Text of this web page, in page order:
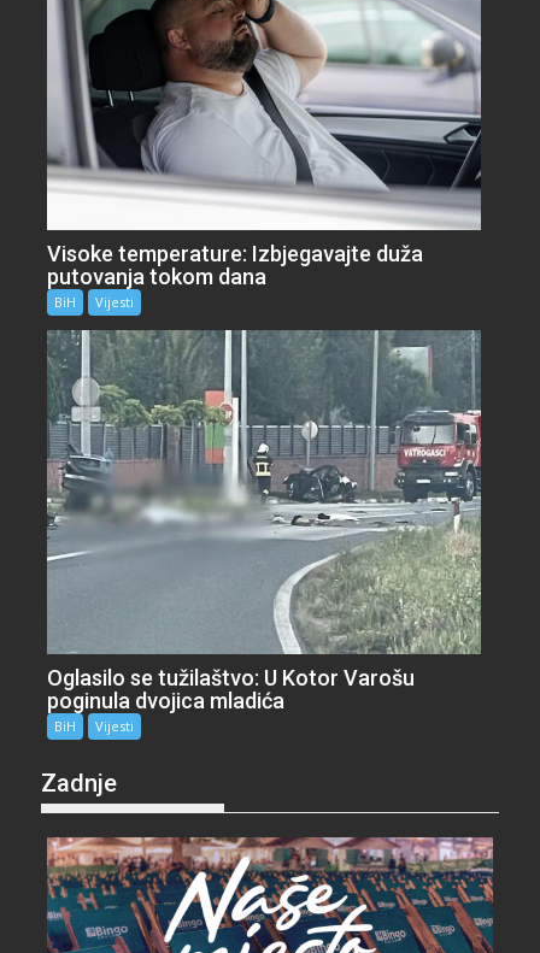
Visoke temperature: Izbjegavajte duža
putovanja tokom dana
BiH Vijesti
Oglasilo se tužilaštvo: U Kotor Varošu
poginula dvojica mladića
BiH Vijesti
Zadnje